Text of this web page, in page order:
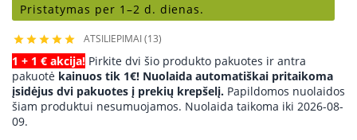
Pristatymas per 1–2 d. dienas.
     ATSILIEPIMAI (13)
1 + 1 € akcija! Pirkite dvi šio produkto pakuotes ir antra
pakuotė kainuos tik 1€! Nuolaida automatiškai pritaikoma
įsidėjus dvi pakuotes į prekių krepšelį. Papildomos nuolaidos
šiam produktui nesumuojamos. Nuolaida taikoma iki 2026-08-
09.